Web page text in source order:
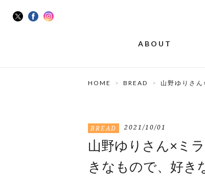
ABOUT
HOME BREAD 山野ゆりさ
BREAD 2021/10/01
山野ゆりさん×ミ
きなもので、好き